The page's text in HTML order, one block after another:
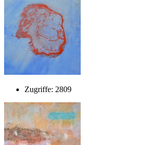
Zugriffe: 2809